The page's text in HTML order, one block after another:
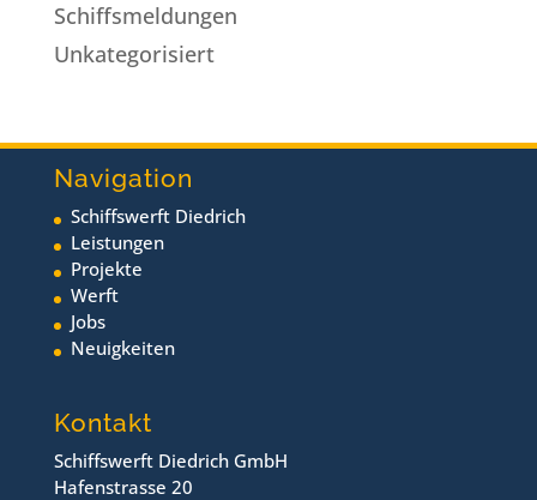
Schiffsmeldungen
Unkategorisiert
Navigation
Schiffswerft Diedrich
Leistungen
Projekte
Werft
Jobs
Neuigkeiten
Kontakt
Schiffswerft Diedrich GmbH
Hafenstrasse 20